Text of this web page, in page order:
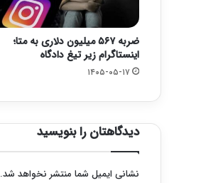
ضربه ۵۶۷ میلیون دلاری به متا؛
اینستاگرام زیر تیغ دادگاه
۱۴۰۵-۰۵-۱۷
دیدگاهتان را بنویسید
نشانی ایمیل شما منتشر نخواهد شد.